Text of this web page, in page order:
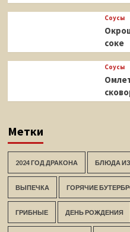
Соусы
соке
Соусы
Метки
2024 ГОД ДРАКОНА БЛЮДА
ВЫПЕЧКА ГОРЯЧИЕ
ГРИБНЫЕ ДЕНЬ РОЖДЕНИЯ